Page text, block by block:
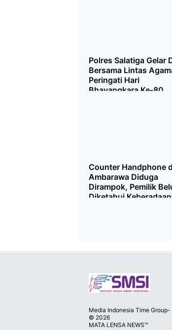
Polres Salatiga Gelar
Bersama Lintas
Peringati Hari
Bhayangkara Ke-80,
Counter Handphone
Ambarawa Diduga
Dirampok, Pemilik
Diketahui
Media Indonesia Time
© 2026
MATA LENSA NEWS™